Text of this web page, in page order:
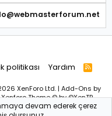
politikası Yardım
R
S
XenForo Ltd.| Add-Ons by
Xenforo Theme© by ©XenTR
hakkında T.C.K
devam ederek çerez